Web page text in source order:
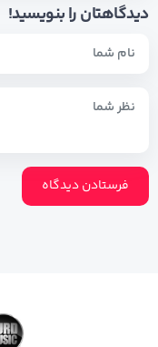
دیدگاهتان را بنویسید!